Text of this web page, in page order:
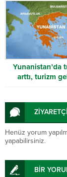
Yunanistan’da
arttı, turizm
Henüz yorum
yapabilirsiniz.
BİR